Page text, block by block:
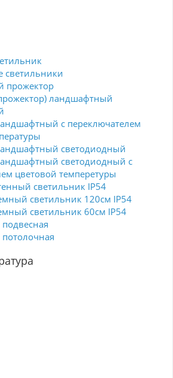
прожектор
ландшафтный
с переключателем
светодиодный
светодиодный с
цветовой темперетуры
светильник IP54
светильник 120см IP54
светильник 60см IP54